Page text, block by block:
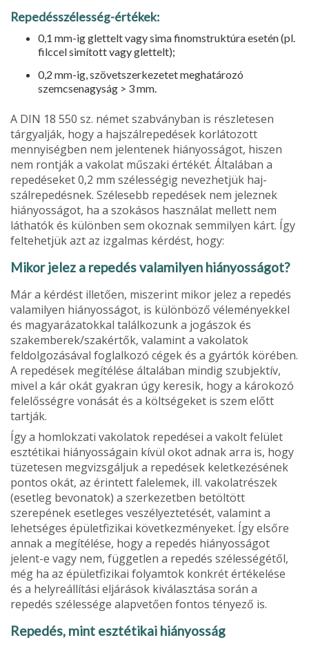
Repedésszélesség-értékek:
0,1 mm-ig glettelt vagy sima finomstruktúra esetén (pl.
filccel simított vagy glettelt);
0,2 mm-ig, szövetszerkezetet meghatározó
szemcsenagyság > 3 mm.
A DIN 18 550 sz. német szabványban is részlete­sen
tárgyalják, hogy a hajszálrepedések korlátozott
mennyiségben nem jelentenek hiányosságot, hiszen
nem rontják a vakolat műszaki értékét. Általában a
repedéseket 0,2 mm szélességig nevezhetjük haj­
szálrepedésnek. Szélesebb repedések nem jeleznek
hiányosságot, ha a szokásos használat mellett nem
láthatók és különben sem okoznak semmilyen kárt. Így
feltehetjük azt az izgalmas kérdést, hogy:
Mikor jelez a repedés valamilyen hiányosságot?
Már a kérdést illetően, miszerint mikor jelez a repedés
valamilyen hiányosságot, is különböző véleményekkel
és magyarázatokkal találkozunk a jogászok és
szakemberek/szakértők, valamint a vakolatok
feldolgozásával foglalkozó cégek és a gyártók körében.
A repedések megítélése általában mindig szubjektív,
mivel a kár okát gyakran úgy keresik, hogy a károkozó
felelősségre vonását és a költségeket is szem előtt
tartják.
Így a homlokzati vakolatok repedései a vakolt felület
esztétikai hiányosságain kívül okot adnak arra is, hogy
tüzetesen megvizsgáljuk a repedések keletkezésének
pontos okát, az érintett falelemek, ill. vakolatrészek
(eset­leg bevonatok) a szerkezetben betöltött
szerepének esetleges veszélyeztetését, valamint a
lehetséges épületfizikai következményeket. Így elsőre
annak a megítélése, hogy a repedés hiányosságot
jelent-e vagy nem, független a repedés szélességétől,
még ha az épületfizikai folyamtok konkrét értékelése
és a helyreállítási eljárások kiválasztása során a
repedés szélessége alapvetően fontos tényező is.
Repedés, mint esztétikai hiányosság